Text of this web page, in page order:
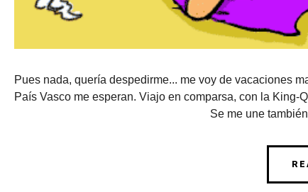
Pues nada, quería despedirme... me voy de vacaciones
País Vasco me esperan. Viajo en comparsa, con la King-
Se me une